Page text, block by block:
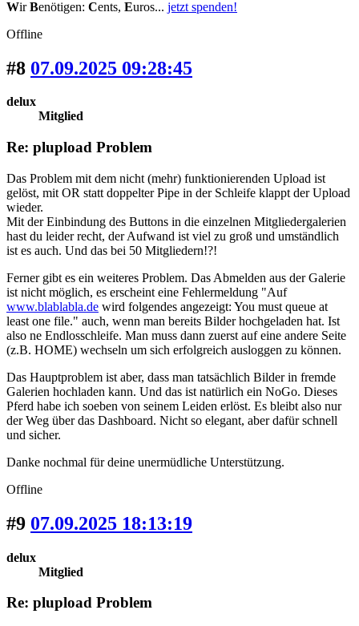
WirBenötigen: Cents, Euros... jetzt spenden!
Offline
#8 07.09.2025 09:28:45
delux
Mitglied
Re: plupload Problem
Das Problem mit dem nicht (mehr) funktionierenden Upload ist
gelöst, mit OR statt doppelter Pipe in der Schleife klappt der Upload
wieder.
Mit der Einbindung des Buttons in die einzelnen Mitgliedergalerien
hast du leider recht, der Aufwand ist viel zu groß und umständlich
ist es auch. Und das bei 50 Mitgliedern!?!
Ferner gibt es ein weiteres Problem. Das Abmelden aus der Galerie
ist nicht möglich, es erscheint eine Fehlermeldung "Auf
www.blablabla.de wird folgendes angezeigt: You must queue at
least one file." auch, wenn man bereits Bilder hochgeladen hat. Ist
also ne Endlosschleife. Man muss dann zuerst auf eine andere Seite
(z.B. HOME) wechseln um sich erfolgreich ausloggen zu können.
Das Hauptproblem ist aber, dass man tatsächlich Bilder in fremde
Galerien hochladen kann. Und das ist natürlich ein NoGo. Dieses
Pferd habe ich soeben von seinem Leiden erlöst. Es bleibt also nur
der Weg über das Dashboard. Nicht so elegant, aber dafür schnell
und sicher.
Danke nochmal für deine unermüdliche Unterstützung.
Offline
#9 07.09.2025 18:13:19
delux
Mitglied
Re: plupload Problem